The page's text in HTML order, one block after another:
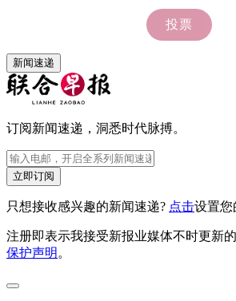
新闻速递
订阅新闻速递，洞悉时代脉搏。
立即订阅
只想接收感兴趣的新闻速递? 点击设置您
注册即表示我接受新报业媒体不时更新的
保护声明 。